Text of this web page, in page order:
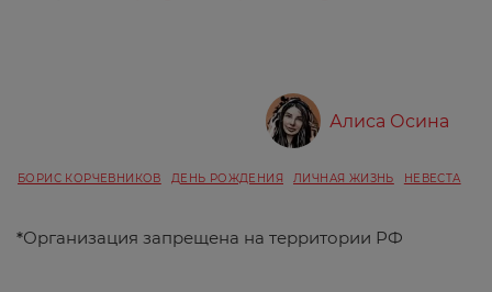
Алиса Осина
БОРИС КОРЧЕВНИКОВ ДЕНЬ РОЖДЕНИЯ ЛИЧНАЯ ЖИЗНЬ НЕВЕСТА
*Организация запрещена на территории РФ